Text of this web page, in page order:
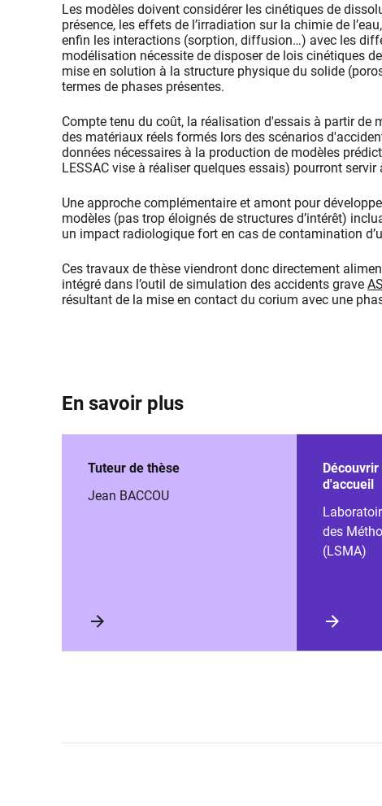
Les modèles doivent considérer les cinétiques de
présence, les effets de l’irradiation sur la chimie de
enfin les interactions (sorption, diffusion…) avec les
modélisation nécessite de disposer de lois cinétiques
mise en solution à la structure physique du solide
termes de phases présentes.
Compte tenu du coût, la réalisation d'essais à partir
des matériaux réels formés lors des scénarios
données nécessaires à la production de modèles
LESSAC vise à réaliser quelques essais) pourront
Une approche complémentaire et amont pour
modèles (pas trop éloignés de structures d’intérêt)
un impact radiologique fort en cas de contamination
Ces travaux de thèse viendront donc directement
intégré dans l’outil de simulation des accidents grave
résultant de la mise en contact du corium avec une
En savoir plus
Tuteur de thèse
Jean BACCOU
d'accueil
des
(LSMA)